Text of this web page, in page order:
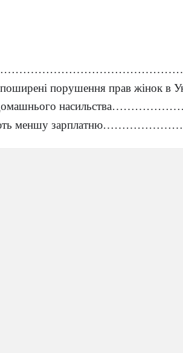
поширені порушення прав
домашнього
меншу